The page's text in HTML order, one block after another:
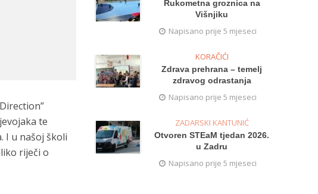
te
I u našoj školi
riječi o
Rukometna groznica na
Višnjiku
Napisano prije 5 mjeseci
KORAČIĆI
Zdrava prehrana – temelj
zdravog odrastanja
Napisano prije 5 mjeseci
ZADARSKI KANTUNIĆ
Otvoren STEaM tjedan 2026.
u Zadru
Napisano prije 5 mjeseci